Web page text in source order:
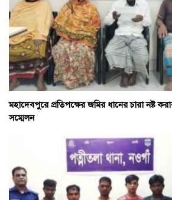
মহাদেবপুরে প্রতিপক্ষের জমির ধানের চারা নষ্ট
সম্মেলন